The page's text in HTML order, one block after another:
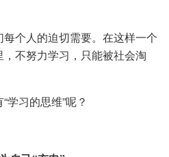
个人的迫切需要。在这样一个
不努力学习，只能被社会淘
学习的思维”呢？